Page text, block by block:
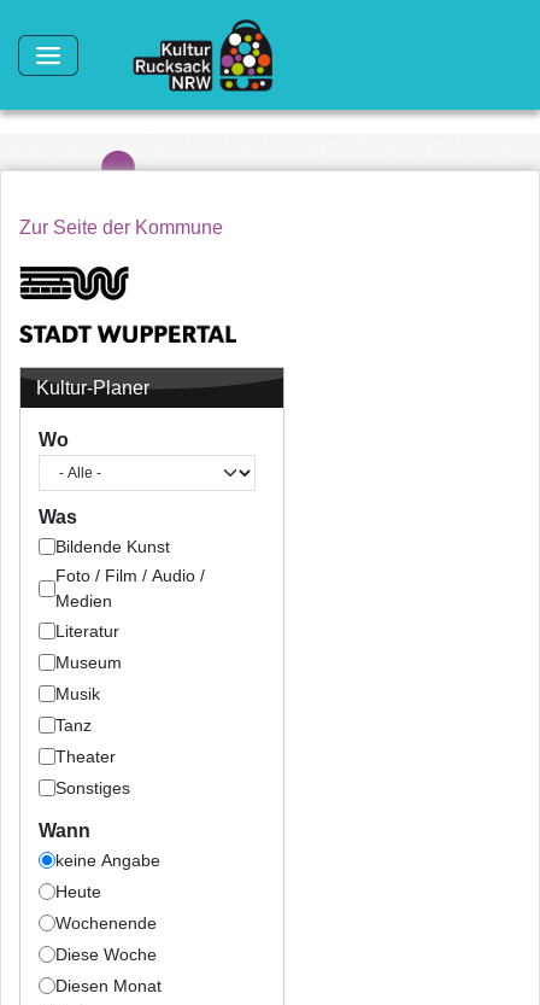
Zur Seite der Kommune
Kultur-Planer
Wo
Was
Bildende Kunst
Foto / Film / Audio /
Medien
Literatur
Museum
Musik
Tanz
Theater
Sonstiges
Wann
keine Angabe
Heute
Wochenende
Diese Woche
Diesen Monat